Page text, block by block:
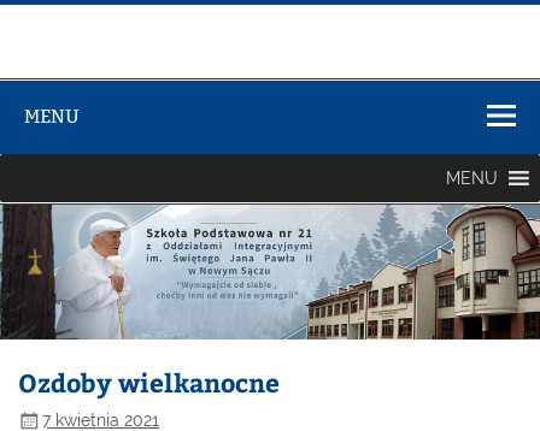
Szkolno-
Przedszkolny
nr 3
MENU
MENU
Ozdoby wielkanocne
7 kwietnia 2021